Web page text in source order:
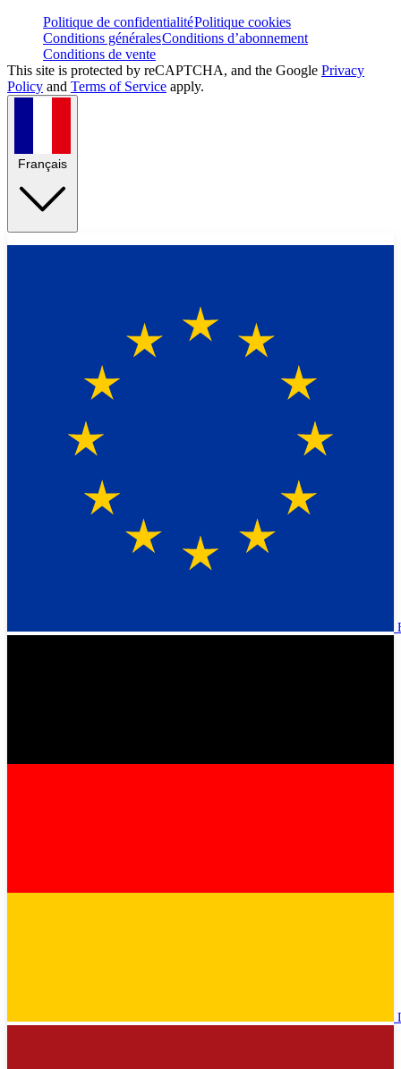
Politique de confidentialitéPolitique cookies
Conditions généralesConditions d’abonnement
Conditions de vente
This site is protected by reCAPTCHA, and the Google Privacy
Policy and Terms of Service apply.
Français